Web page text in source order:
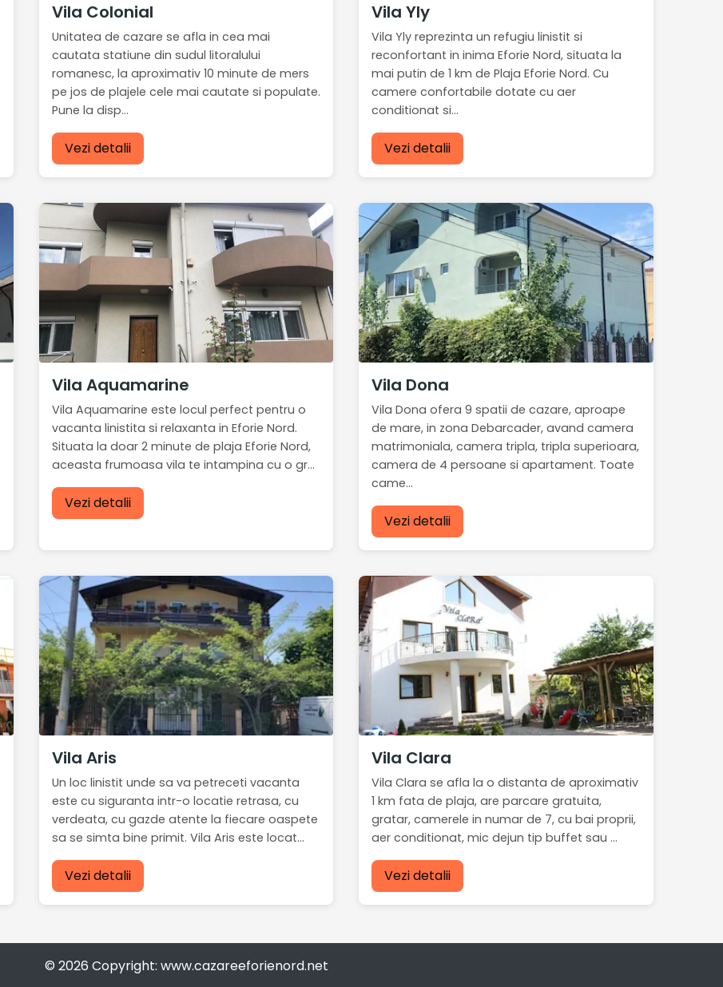
Vila Colonial
Unitatea de cazare se afla in cea mai
cautata statiune din sudul litoralului
romanesc, la aproximativ 10 minute de mers
pe jos de plajele cele mai cautate si populate.
Pune la disp...
Vezi detalii
Vila Yly
Vila Yly reprezinta un refugiu linistit si
reconfortant in inima Eforie Nord, situata la
mai putin de 1 km de Plaja Eforie Nord. Cu
camere confortabile dotate cu aer
conditionat si...
Vezi detalii
Vila Aquamarine
Vila Aquamarine este locul perfect pentru o
vacanta linistita si relaxanta in Eforie Nord.
Situata la doar 2 minute de plaja Eforie Nord,
aceasta frumoasa vila te intampina cu o gr...
Vezi detalii
Vila Dona
Vila Dona ofera 9 spatii de cazare, aproape
de mare, in zona Debarcader, avand camera
matrimoniala, camera tripla, tripla superioara,
camera de 4 persoane si apartament. Toate
came...
Vezi detalii
Vila Aris
Un loc linistit unde sa va petreceti vacanta
este cu siguranta intr-o locatie retrasa, cu
verdeata, cu gazde atente la fiecare oaspete
sa se simta bine primit. Vila Aris este locat...
Vezi detalii
Vila Clara
Vila Clara se afla la o distanta de aproximativ
1 km fata de plaja, are parcare gratuita,
gratar, camerele in numar de 7, cu bai proprii,
aer conditionat, mic dejun tip buffet sau ...
Vezi detalii
© 2026 Copyright: www.cazareeforienord.net